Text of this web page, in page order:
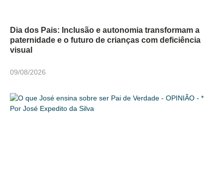
Dia dos Pais: Inclusão e autonomia transformam a
paternidade e o futuro de crianças com deficiência
visual
09/08/2026